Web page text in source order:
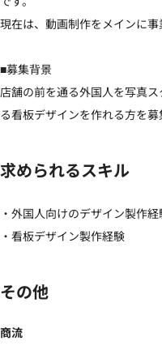
現在は、動画制作をメインに事
■募集背景
店舗の前を通る外国人を写真
る看板デザインを作れる方を募
求められるスキル
・外国人向けのデザイン製作経
・看板デザイン製作経験
その他
商流